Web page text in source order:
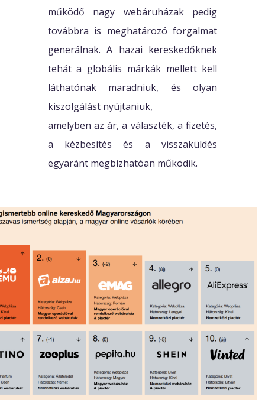
működő nagy webáruházak pedig
továbbra is meghatározó forgalmat
generálnak. A hazai kereskedőknek
tehát a globális márkák mellett kell
láthatónak maradniuk, és olyan
kiszolgálást nyújtaniuk,
amelyben az ár, a választék, a fizetés,
a kézbesítés és a visszaküldés
egyaránt megbízhatóan működik.